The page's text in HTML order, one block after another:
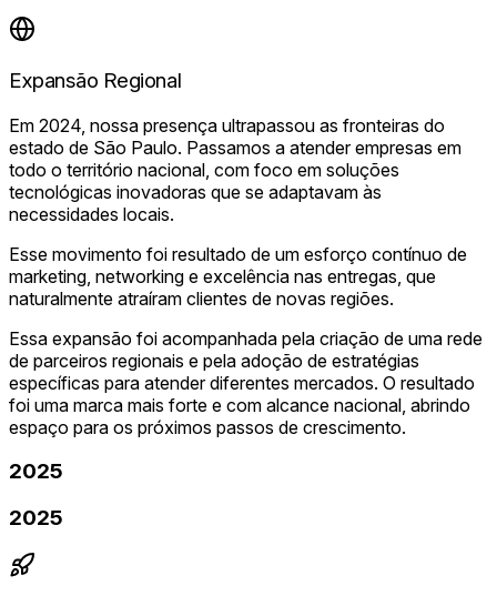
Expansão Regional
Em 2024, nossa presença ultrapassou as fronteiras do
estado de São Paulo. Passamos a atender empresas em
todo o território nacional, com foco em soluções
tecnológicas inovadoras que se adaptavam às
necessidades locais.
Esse movimento foi resultado de um esforço contínuo de
marketing, networking e excelência nas entregas, que
naturalmente atraíram clientes de novas regiões.
Essa expansão foi acompanhada pela criação de uma rede
de parceiros regionais e pela adoção de estratégias
específicas para atender diferentes mercados. O resultado
foi uma marca mais forte e com alcance nacional, abrindo
espaço para os próximos passos de crescimento.
2025
2025